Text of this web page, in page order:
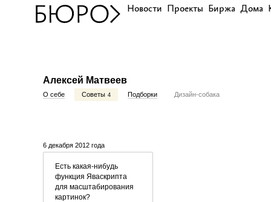
Новости Проекты Биржа Дома
Алексей Матвеев
О себе Советы 4 Подборки Дизайн-собака
6 декабря 2012 года
Есть какая-нибудь
функция Яваскрипта
для масштабирования
картинок?